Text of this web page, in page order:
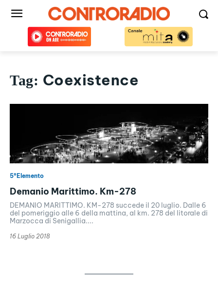
Tag: Coexistence
5°Elemento
Demanio Marittimo. Km-278
DEMANIO MARITTIMO. KM-278 succede il 20 luglio. Dalle 6
del pomeriggio alle 6 della mattina, al km. 278 del litorale di
Marzocca di Senigallia....
16 Luglio 2018